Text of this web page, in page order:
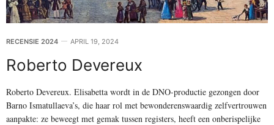
RECENSIE 2024 APRIL 19, 2024
Roberto Devereux
Roberto Devereux. Elisabetta wordt in de DNO-productie gezongen door
Barno Ismatullaeva’s, die haar rol met bewonderenswaardig zelfvertrouwen
aanpakte: ze beweegt met gemak tussen registers, heeft een onberispelijke